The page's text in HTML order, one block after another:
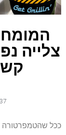
צלייה
ככל שהטמפרטורה